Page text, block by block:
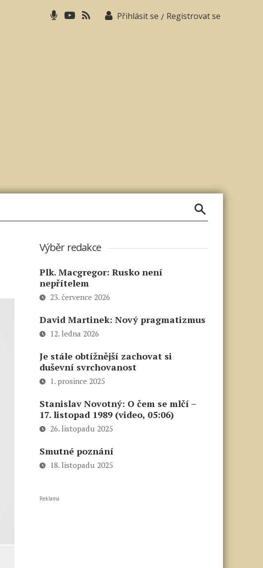
Přihlásit se / Registrovat se
Výběr redakce
Plk. Macgregor: Rusko není
nepřítelem
23. července 2026
David Martinek: Nový pragmatizmus
12. ledna 2026
Je stále obtížnější zachovat si
duševní svrchovanost
1. prosince 2025
Stanislav Novotný: O čem se mlčí –
17. listopad 1989 (video, 05:06)
26. listopadu 2025
Smutné poznání
18. listopadu 2025
Reklama